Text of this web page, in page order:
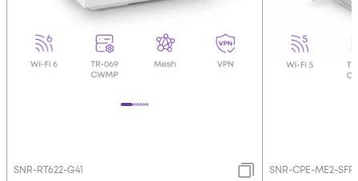
SNR-RT622-G41 SNR-CPE-ME2-